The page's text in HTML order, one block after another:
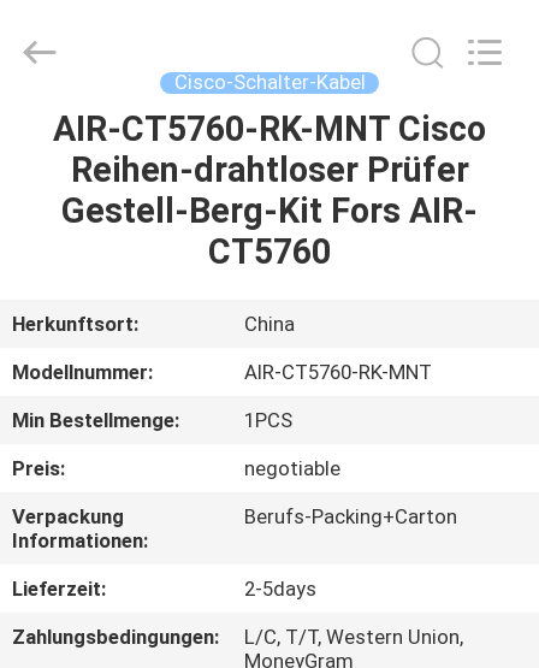
HAUS
PRODUKTE
UNS
AUSFLUG
QUALITÄTSKONTROLLE
SITEMAP
Rights
Reserved.
Cisco-Schalter-Kabel
AIR-CT5760-RK-MNT Cisco
Reihen-drahtloser Prüfer
Gestell-Berg-Kit Fors AIR-
CT5760
Herkunftsort:
China
Modellnummer:
AIR-CT5760-RK-MNT
Min Bestellmenge:
1PCS
Preis:
negotiable
Verpackung
Informationen:
Berufs-Packing+Carton
Lieferzeit:
2-5days
Zahlungsbedingungen:
L/C, T/T, Western Union,
MoneyGram